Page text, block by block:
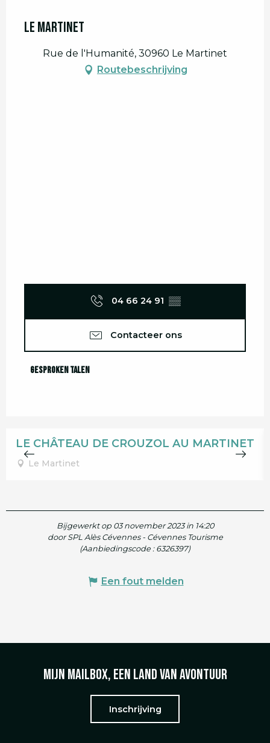
Le Martinet
Rue de l'Humanité, 30960 Le Martinet
Routebeschrijving
04 66 24 91 ▒▒
Contacteer ons
Gesproken talen
Gesproken talen
LE CHÂTEAU DE CROUZOL AU MARTINET
Le Martinet
Bijgewerkt op 03 november 2023 in 14:20
door SPL Alès Cévennes - Cévennes Tourisme
(Aanbiedingscode : 6326397)
Een fout melden
Mijn mailbox, een land van avontuur
Inschrijving